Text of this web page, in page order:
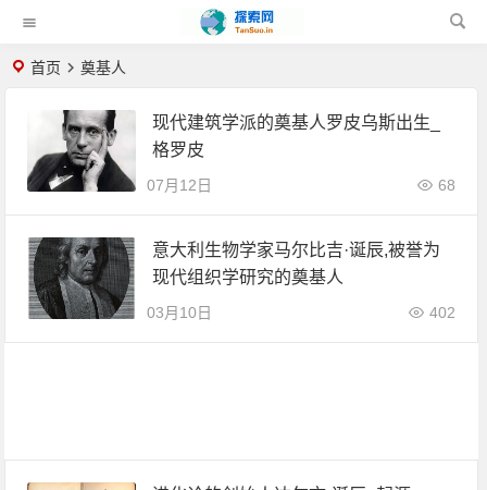
首页 奠基人
现代建筑学派的奠基人罗皮乌斯出生_
格罗皮
07月12日 68
意大利生物学家马尔比吉·诞辰,被誉为
现代组织学研究的奠基人
03月10日 402